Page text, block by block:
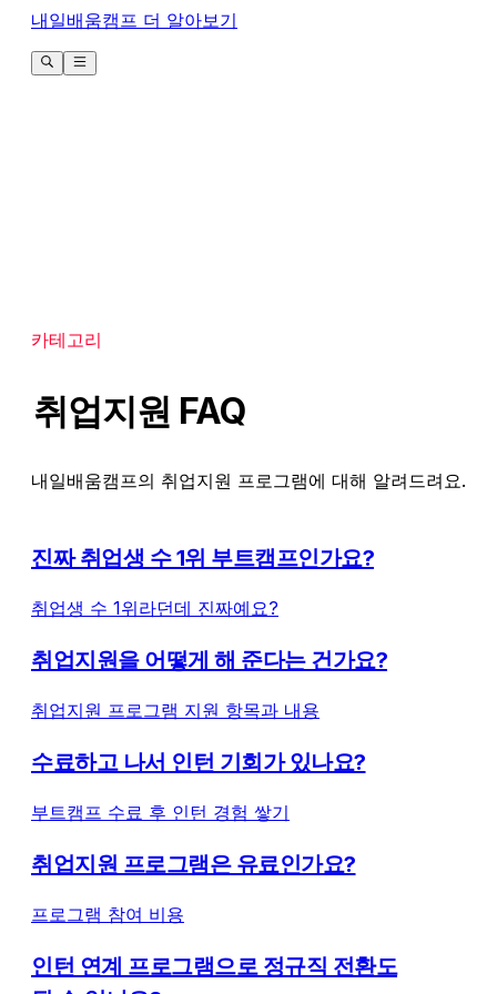
내일배움캠프 더 알아보기
카테고리
취업지원 FAQ
내일배움캠프의 취업지원 프로그램에 대해 알려드려요.
진짜 취업생 수 1위 부트캠프인가요?
취업생 수 1위라던데 진짜예요?
취업지원을 어떻게 해 준다는 건가요?
취업지원 프로그램 지원 항목과 내용
수료하고 나서 인턴 기회가 있나요?
부트캠프 수료 후 인턴 경험 쌓기
취업지원 프로그램은 유료인가요?
프로그램 참여 비용
인턴 연계 프로그램으로 정규직 전환도